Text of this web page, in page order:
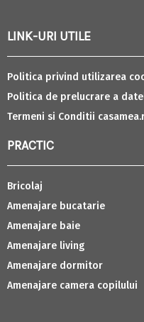
LINK-URI UTILE
Politica privind utilizarea
Politica de prelucrare a
Termeni si Conditii
PRACTIC
Bricolaj
Amenajare bucatarie
Amenajare baie
Amenajare living
Amenajare dormitor
Amenajare camera copilului